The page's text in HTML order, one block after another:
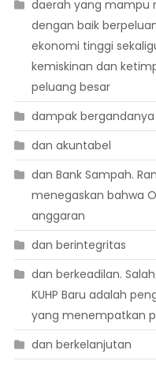
daerah yang mampu
dengan baik
ekonomi tinggi
kemiskinan dan
peluang besar
dampak
dan akuntabel
dan Bank Sampah.
menegaskan bahwa
anggaran
dan berintegritas
dan berkeadilan.
KUHP Baru adalah
yang menempatkan
dan berkelanjutan